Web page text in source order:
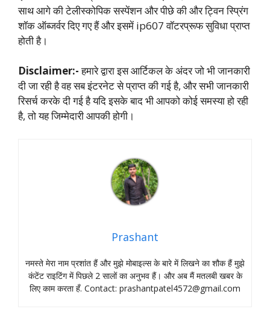
साथ आगे की टेलीस्कोपिक सस्पेंशन और पीछे की और ट्विन स्प्रिंग
शॉक ऑब्जर्वर दिए गए हैं और इसमें ip607 वॉटरप्रूफ सुविधा प्राप्त
होती है।
Disclaimer:-हमारे द्वारा इस आर्टिकल के अंदर जो भी जानकारी
दी जा रही है वह सब इंटरनेट से प्राप्त की गई है, और सभी जानकारी
रिसर्च करके दी गई है यदि इसके बाद भी आपको कोई समस्या हो रही
है, तो यह जिम्मेदारी आपकी होगी।
Prashant
नमस्‍ते मेरा नाम प्रशांत हैं और मुझे मोबाइल्‍स के बारे में लिखने का शौक हैं मुझे
कंटेंट राइटिंग में पिछले 2 सालों का अनुभव हैं। और अब मैं मतलबी खबर के
लिए काम करता हँ. Contact: prashantpatel4572@gmail.com